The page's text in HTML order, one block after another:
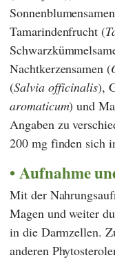
Tamarindenfrucht (
Nachtkerzensamen (
(Salvia officinalis),
aromaticum) und
Angaben zu
200 mg finden sich
Aufnahme
Mit der
Magen und weiter
in die Darmzellen.
anderen